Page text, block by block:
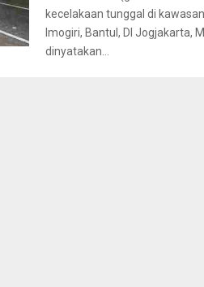
kecelakaan tunggal di
Imogiri, Bantul, DI Jogjakarta,
dinyatakan...